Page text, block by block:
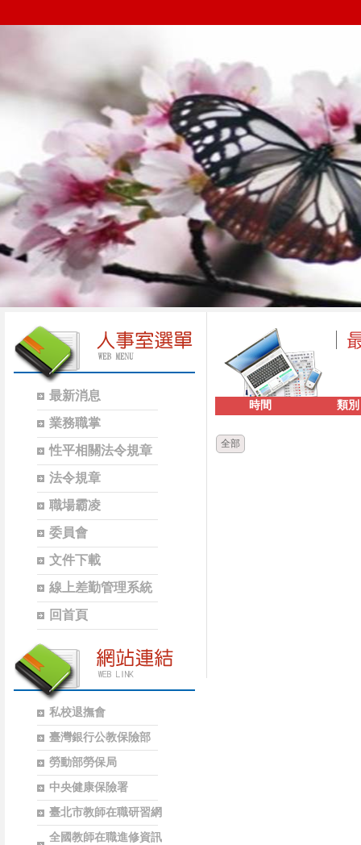
最新消息
業務職掌
性平相關法令規章
法令規章
職場霸凌
委員會
文件下載
線上差勤管理系統
回首頁
私校退撫會
臺灣銀行公教保險部
勞動部勞保局
中央健康保險署
臺北市教師在職研習網
全國教師在職進修資訊
時間 類別
全部